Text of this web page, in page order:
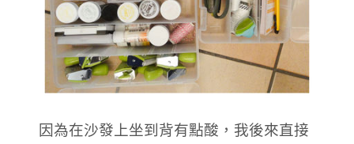
因為在沙發上坐到背有點酸，我後來直接